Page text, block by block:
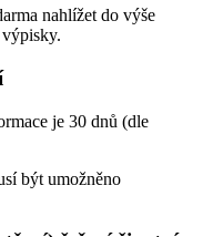
nahlížet do výše
je 30 dnů (dle
být umožněno